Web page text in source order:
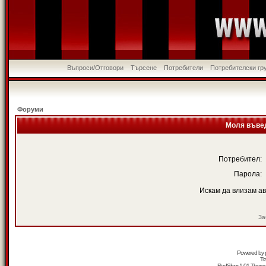
Въпроси/Отговори Търсене Потребители Потребителски
Форуми
Моля
Потребител:
Парола:
Искам да влизам
Powered by